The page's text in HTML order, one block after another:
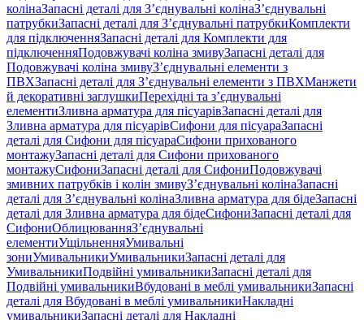
колінаЗапасні деталі для З’єднувальні колінаЗ’єднувальні
патрубкиЗапасні деталі для З’єднувальні патрубкиКомплекти
для підключенняЗапасні деталі для Комплекти для
підключенняПодовжувачі коліна змивуЗапасні деталі для
Подовжувачі коліна змивуЗ’єднувальні елементи з
ПВХЗапасні деталі для З’єднувальні елементи з ПВХМанжети
й декоративні заглушкиПерехідні та з’єднувальні
елементиЗливна арматура для пісуарівЗапасні деталі для
Зливна арматура для пісуарівСифони для пісуараЗапасні
деталі для Сифони для пісуараСифони прихованого
монтажуЗапасні деталі для Сифони прихованого
монтажуСифониЗапасні деталі для СифониПодовжувачі
змивних патрубків і колін змивуЗ’єднувальні колінаЗапасні
деталі для З’єднувальні колінаЗливна арматура для бідеЗапасні
деталі для Зливна арматура для бідеСифониЗапасні деталі для
СифониОблицюванняЗ’єднувальні
елементиУщільненняУмивальні
зониУмивальникиУмивальникиЗапасні деталі для
УмивальникиПодвійні умивальникиЗапасні деталі для
Подвійні умивальникиВбудовані в меблі умивальникиЗапасні
деталі для Вбудовані в меблі умивальникиНакладні
умивальникиЗапасні деталі для Накладні